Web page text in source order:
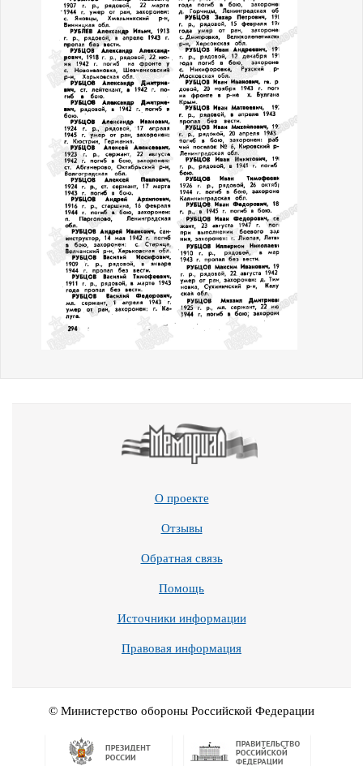
О проекте
Отзывы
Обратная связь
Помощь
Источники информации
Правовая информация
© Министерство обороны Российской Федерации